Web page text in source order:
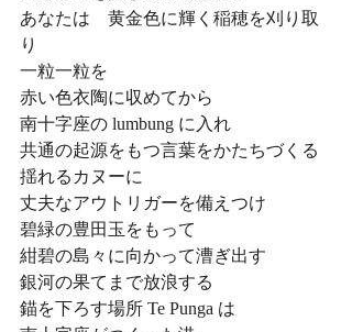
あなたは　黄金色に輝く稲穂を刈り取
り
一粒一粒を
赤い色衣陶に収めてから
南十字座の lumbung に入れ
共通の起源をもつ言葉をかたちづくる
揺れるカヌーに
丈夫なアウトリガーを備えつけ
碧緑の豊田玉をもって
紺碧の島々に向かって漕ぎ出す
銀河の果てまで放浪する
錨を下ろす場所 Te Punga は